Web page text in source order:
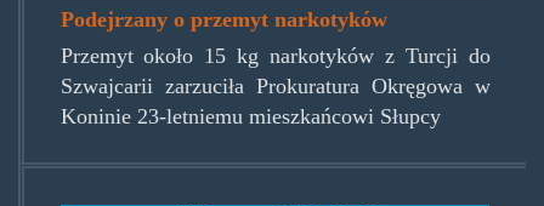
Podejrzany o przemyt narkotyków
Przemyt około 15 kg narkotyków z Turcji do
Szwajcarii zarzuciła Prokuratura Okręgowa w
Koninie 23-letniemu mieszkańcowi Słupcy